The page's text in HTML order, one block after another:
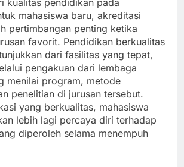
kualitas pendidikan pada
mahasiswa baru, akreditasi
pertimbangan penting ketika
favorit. Pendidikan berkualitas
dari fasilitas yang tepat,
pengakuan dari lembaga
menilai program, metode
penelitian di jurusan tersebut.
yang berkualitas, mahasiswa
lebih lagi percaya diri terhadap
diperoleh selama menempuh